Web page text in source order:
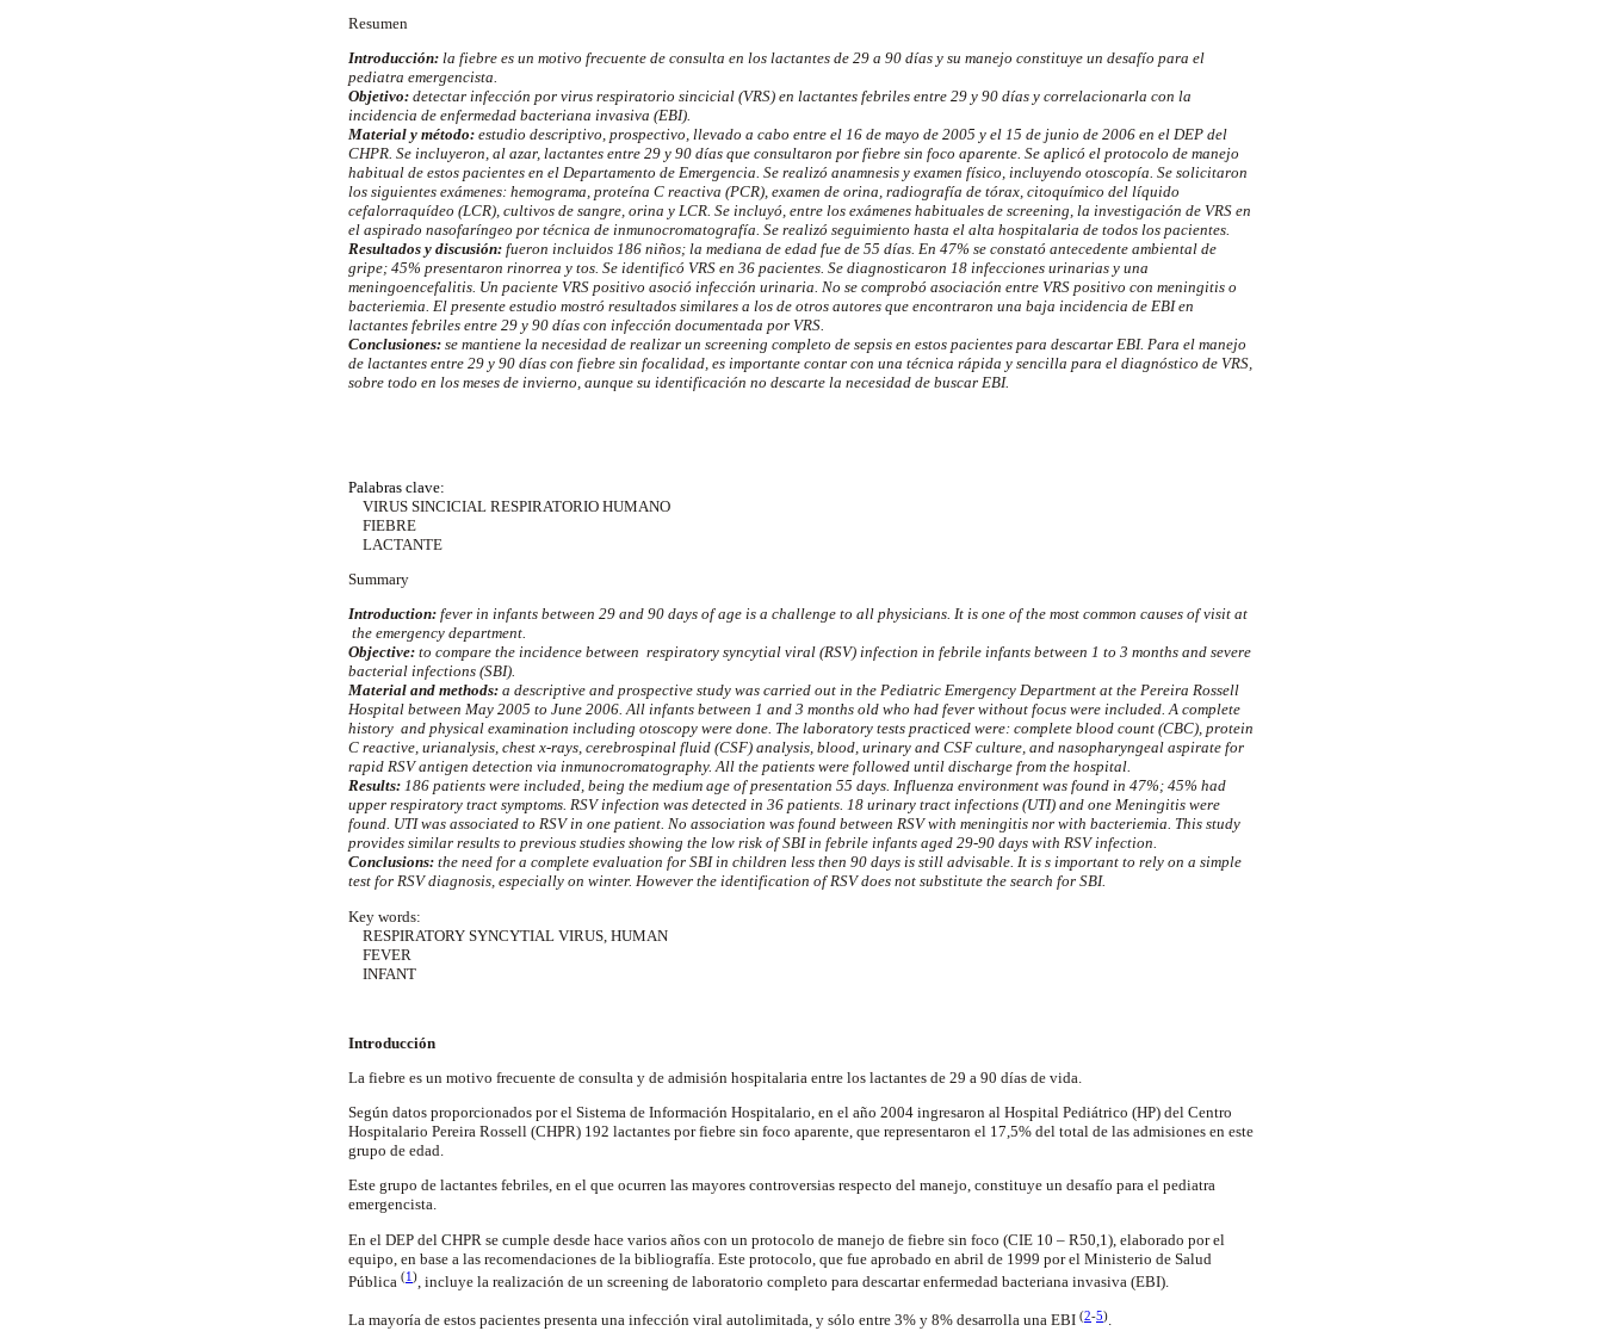
Resumen
Introducción: la fiebre es un motivo frecuente de consulta en los lactantes de 29 a 90 días y su manejo constituye un desafío para el
pediatra emergencista.
Objetivo: detectar infección por virus respiratorio sincicial (VRS) en lactantes febriles entre 29 y 90 días y correlacionarla con la
incidencia de enfermedad bacteriana invasiva (EBI).
Material y método: estudio descriptivo, prospectivo, llevado a cabo entre el 16 de mayo de 2005 y el 15 de junio de 2006 en el DEP del
CHPR. Se incluyeron, al azar, lactantes entre 29 y 90 días que consultaron por fiebre sin foco aparente. Se aplicó el protocolo de manejo
habitual de estos pacientes en el Departamento de Emergencia. Se realizó anamnesis y examen físico, incluyendo otoscopía. Se solicitaron
los siguientes exámenes: hemograma, proteína C reactiva (PCR), examen de orina, radiografía de tórax, citoquímico del líquido
cefalorraquídeo (LCR), cultivos de sangre, orina y LCR. Se incluyó, entre los exámenes habituales de screening, la investigación de VRS en
el aspirado nasofaríngeo por técnica de inmunocromatografía. Se realizó seguimiento hasta el alta hospitalaria de todos los pacientes.
Resultados y discusión: fueron incluidos 186 niños; la mediana de edad fue de 55 días. En 47% se constató antecedente ambiental de
gripe; 45% presentaron rinorrea y tos. Se identificó VRS en 36 pacientes. Se diagnosticaron 18 infecciones urinarias y una
meningoencefalitis. Un paciente VRS positivo asoció infección urinaria. No se comprobó asociación entre VRS positivo con meningitis o
bacteriemia. El presente estudio mostró resultados similares a los de otros autores que encontraron una baja incidencia de EBI en
lactantes febriles entre 29 y 90 días con infección documentada por VRS.
Conclusiones: se mantiene la necesidad de realizar un screening completo de sepsis en estos pacientes para descartar EBI. Para el manejo
de lactantes entre 29 y 90 días con fiebre sin focalidad, es importante contar con una técnica rápida y sencilla para el diagnóstico de VRS,
sobre todo en los meses de invierno, aunque su identificación no descarte la necesidad de buscar EBI.
Palabras clave:
VIRUS SINCICIAL RESPIRATORIO HUMANO
FIEBRE
LACTANTE
Summary
Introduction: fever in infants between 29 and 90 days of age is a challenge to all physicians. It is one of the most common causes of visit at
the emergency department.
Objective: to compare the incidence between respiratory syncytial viral (RSV) infection in febrile infants between 1 to 3 months and severe
bacterial infections (SBI).
Material and methods: a descriptive and prospective study was carried out in the Pediatric Emergency Department at the Pereira Rossell
Hospital between May 2005 to June 2006. All infants between 1 and 3 months old who had fever without focus were included. A complete
history and physical examination including otoscopy were done. The laboratory tests practiced were: complete blood count (CBC), protein
C reactive, urianalysis, chest x-rays, cerebrospinal fluid (CSF) analysis, blood, urinary and CSF culture, and nasopharyngeal aspirate for
rapid RSV antigen detection via inmunocromatography. All the patients were followed until discharge from the hospital.
Results: 186 patients were included, being the medium age of presentation 55 days. Influenza environment was found in 47%; 45% had
upper respiratory tract symptoms. RSV infection was detected in 36 patients. 18 urinary tract infections (UTI) and one Meningitis were
found. UTI was associated to RSV in one patient. No association was found between RSV with meningitis nor with bacteriemia. This study
provides similar results to previous studies showing the low risk of SBI in febrile infants aged 29-90 days with RSV infection.
Conclusions: the need for a complete evaluation for SBI in children less then 90 days is still advisable. It is s important to rely on a simple
test for RSV diagnosis, especially on winter. However the identification of RSV does not substitute the search for SBI.
Key words:
RESPIRATORY SYNCYTIAL VIRUS, HUMAN
FEVER
INFANT
Introducción
La fiebre es un motivo frecuente de consulta y de admisión hospitalaria entre los lactantes de 29 a 90 días de vida.
Según datos proporcionados por el Sistema de Información Hospitalario, en el año 2004 ingresaron al Hospital Pediátrico (HP) del Centro
Hospitalario Pereira Rossell (CHPR) 192 lactantes por fiebre sin foco aparente, que representaron el 17,5% del total de las admisiones en este
grupo de edad.
Este grupo de lactantes febriles, en el que ocurren las mayores controversias respecto del manejo, constituye un desafío para el pediatra
emergencista.
En el DEP del CHPR se cumple desde hace varios años con un protocolo de manejo de fiebre sin foco (CIE 10 – R50,1), elaborado por el
equipo, en base a las recomendaciones de la bibliografía. Este protocolo, que fue aprobado en abril de 1999 por el Ministerio de Salud
Pública (1) , incluye la realización de un screening de laboratorio completo para descartar enfermedad bacteriana invasiva (EBI).
La mayoría de estos pacientes presenta una infección viral autolimitada, y sólo entre 3% y 8% desarrolla una EBI (2-5).